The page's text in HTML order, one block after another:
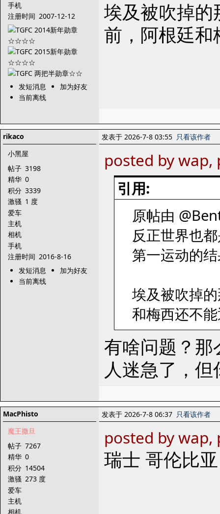
手机
注册时间 2007-12-12
发短消息
加为好友
当前离线
埃及被吹掉
前，阿根廷
rikaco
小黑屋
帖子 3198
精华 0
积分 3339
激骚 1 度
爱车
主机
相机
手机
注册时间 2016-8-16
发短消息
加为好友
当前离线
发表于 2026-7-8 03:55 只看该作者
posted by
引用:
原帖由
反正世界也
第一运动的
埃及被吹掉
和梅西还不
有啥问题？
人迷急了，
MacPhisto
魔王撒旦
帖子 7267
精华 0
积分 14504
激骚 273 度
爱车
主机
相机
发表于 2026-7-8 06:37 只看该作者
posted by
瑞士 哥伦比